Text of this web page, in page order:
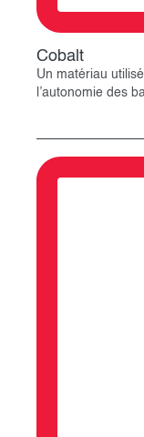
Cobalt
Un matériau
l’autonomie des